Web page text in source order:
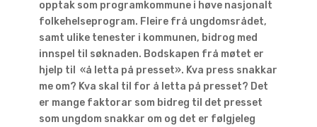
opptak som programkommune i høve nasjonalt
folkehelseprogram. Fleire frå ungdomsrådet,
samt ulike tenester i kommunen, bidrog med
innspel til søknaden. Bodskapen frå møtet er
hjelp til «å letta på presset». Kva press snakkar
me om? Kva skal til for å letta på presset? Det
er mange faktorar som bidreg til det presset
som ungdom snakkar om og det er følgjeleg